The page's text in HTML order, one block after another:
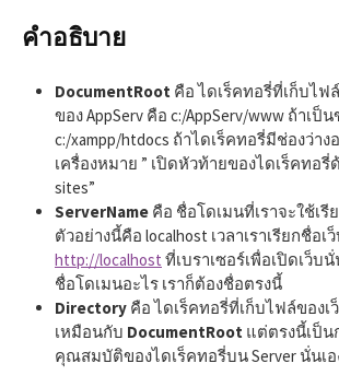
คำอธิบาย
DocumentRoot คือ ไดเร็คทอรี่ที่เก็บไฟ
ของ AppServ คือ c:/AppServ/www ถ้าเป็น
c:/xampp/htdocs ถ้าไดเร็คทอรี่มีช่องว่าง
เครื่องหมาย ” เปิดหัวท้ายของไดเร็คทอรี่
sites”
ServerName คือ ชื่อโดเมนที่เราจะใช้เรี
ตัวอย่างนี้คือ localhost เวลาเราเรียกชื่อเ
http://localhost ที่เบราเซอร์เพื่อเปิดเว็บ
ชื่อโดเมนอะไร เราก็ต้องชื่อตรงนี้
Directory คือ ไดเร็คทอรี่ที่เก็บไฟล์ของเ
เหมือนกับ DocumentRoot แต่ตรงนี้เป็น
คุณสมบัติของไดเร็คทอรี่บน Server นั่นเอ